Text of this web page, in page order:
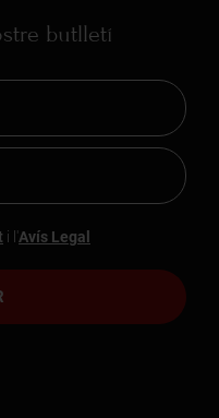
butlletí
i l'Avís Legal